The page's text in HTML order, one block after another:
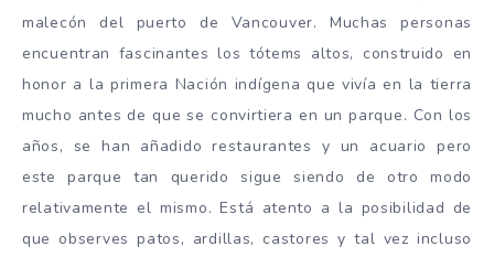
malecón del puerto de Vancouver. Muchas personas
encuentran fascinantes los tótems altos, construido en
honor a la primera Nación indígena que vivía en la tierra
mucho antes de que se convirtiera en un parque. Con los
años, se han añadido restaurantes y un acuario pero
este parque tan querido sigue siendo de otro modo
relativamente el mismo. Está atento a la posibilidad de
que observes patos, ardillas, castores y tal vez incluso